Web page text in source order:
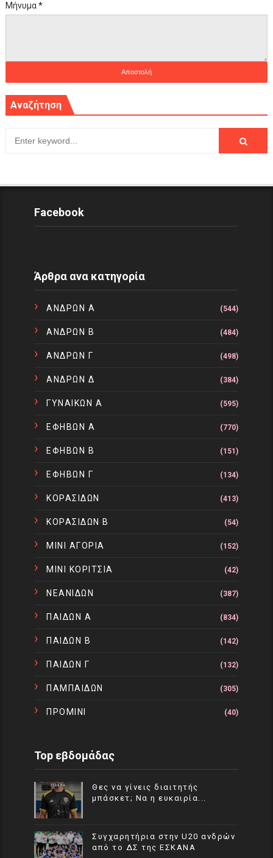
Μήνυμα*
Αναζήτηση
Facebook
Άρθρα ανα κατηγορία
ΑΝΔΡΩΝ Α (544)
ΑΝΔΡΩΝ Β (484)
ΑΝΔΡΩΝ Γ (498)
ΑΝΔΡΩΝ Δ (384)
ΓΥΝΑΙΚΩΝ Α (595)
ΕΦΗΒΩΝ Α (770)
ΕΦΗΒΩΝ Β (151)
ΕΦΗΒΩΝ Γ (134)
ΚΟΡΑΣΙΔΩΝ (413)
ΚΟΡΑΣΙΔΩΝ Β (54)
ΜΙΝΙ ΑΓΟΡΙΑ (152)
ΜΙΝΙ ΚΟΡΙΤΣΙΑ (42)
ΝΕΑΝΙΔΩΝ (387)
ΠΑΙΔΩΝ Α (834)
ΠΑΙΔΩΝ Β (142)
ΠΑΙΔΩΝ Γ (132)
ΠΑΜΠΑΙΔΩΝ (305)
ΠΡΟΜΙΝΙ (40)
Top εβδομάδας
Θες να γίνεις διαιτητής
μπάσκετ; Να η ευκαιρία...
Συγχαρητήρια στην U20 ανδρών
από το ΔΣ της ΕΣΚΑΝΑ